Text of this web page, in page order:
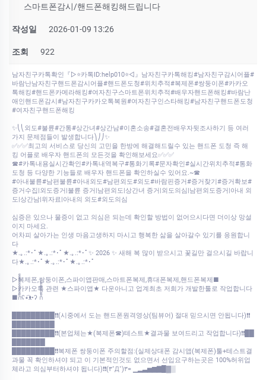
스마트폰감시/핸드폰해킹해드립니다
작성일 2026-01-09 13:26
조회 922
남자친구카톡확인『▷⭐카톡ID:help010⭐◁』남자친구카톡해킹#남자친구감시어플#
바람난남자친구핸드폰감시어플#핸드폰도청#위치추적#복제폰#쌍둥이폰#카카오
톡해킹#핸드폰카메라해킹#여자친구스마트폰위치추적#배우자핸드폰해킹#바람난
애인핸드폰감시#남자친구카카오톡복원#여자친구인스타해킹#남자친구핸드폰도청
#여자친구핸드폰해킹
✨⎝⎝외도#불륜#간통#상간녀#상간남#이혼소송#결혼전배우자뒷조사하기 등 여러
가지 문제점들이 발생합니다⎞⎠⎠✨
✅✅✅최고의 서비스로 당신의 고민을 한방에 해결해드릴수 있는 핸드폰 도청 즉 해
킹 어플로 배우자 핸드폰의 모든것을 확인해보세요✅✅✅
☎#카톡내용실시간확인#카톡내역복구#통화기록#문자확인#실시간위치추적#통화
도청 등 다양한 기능들로 배우자 핸드폰을 확인하실수 있어요.~☎
#아내불륜#남편불륜#아내외도#남편외도#외도#바람핀증거#증거찾기#증거확보#
증거수집|외도증거|불륜 증거|남편외도|상간녀 증거|외도의심|남편외도증거|아내 외
도|상간남|위자료|아내의 외도#외도의심
심증은 있으나 물증이 없고 의심은 되는데 확인할 방법이 없어으시다면 더이상 망설
이지 마세요.
어차피 살아가는 인생 마음고생하지 마시고 행복한 삶을 살아갈수 있기를 응원합니
다
★.｡.:*･ﾟ★.｡.:*･ﾟ★.｡.:*･ﾟ✨ 2026 ✨ 새해 복 많이 받으시고 꽃길만 걸으시길 바랍니
다★.｡.:*･ﾟ★.｡.:*･ﾟ★.｡.:*･ﾟ
▷복제폰,쌍둥이폰,스파이앱판매,스마트폰복제,휴대폰복제,핸드폰복제■
▷카카오톡 관련 ★스파이앱★ 다운아니고 업계최초 저희가 개발한툴로 작업합니다
■ก็็็็็็็็็็็็็ʕ•͡ᴥ•ʔ ก้้้้้้้้้้้
█████████❗❗(시중에서 도는 핸드폰원격영상(팀뷰어) 절대 믿으시면 안됩니다)❗❗
█████████❗❗(본업체는★(복제폰☎)테스트★결과물 보여드리고 작업합니다)❗❗██
█████████❗❗복제폰 쌍둥이폰 주의할점:(실제상대폰 감시앱(복제폰)툴+테스트결
과물 꼭 확인하셔야 되고 이 기본적인것도 없으면서 선입요구하는곳은 100%허위업
체라고 의심부터하셔야 됩니다)❗❗(۳˚Д˚)۳= ▁▂▃▅▆▇█▓▒